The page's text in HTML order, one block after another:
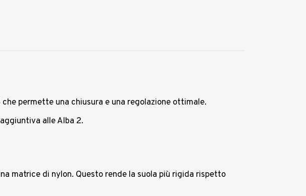
permette una chiusura e una regolazione ottimale.
alle Alba 2.
matrice di nylon. Questo rende la suola più rigida rispetto